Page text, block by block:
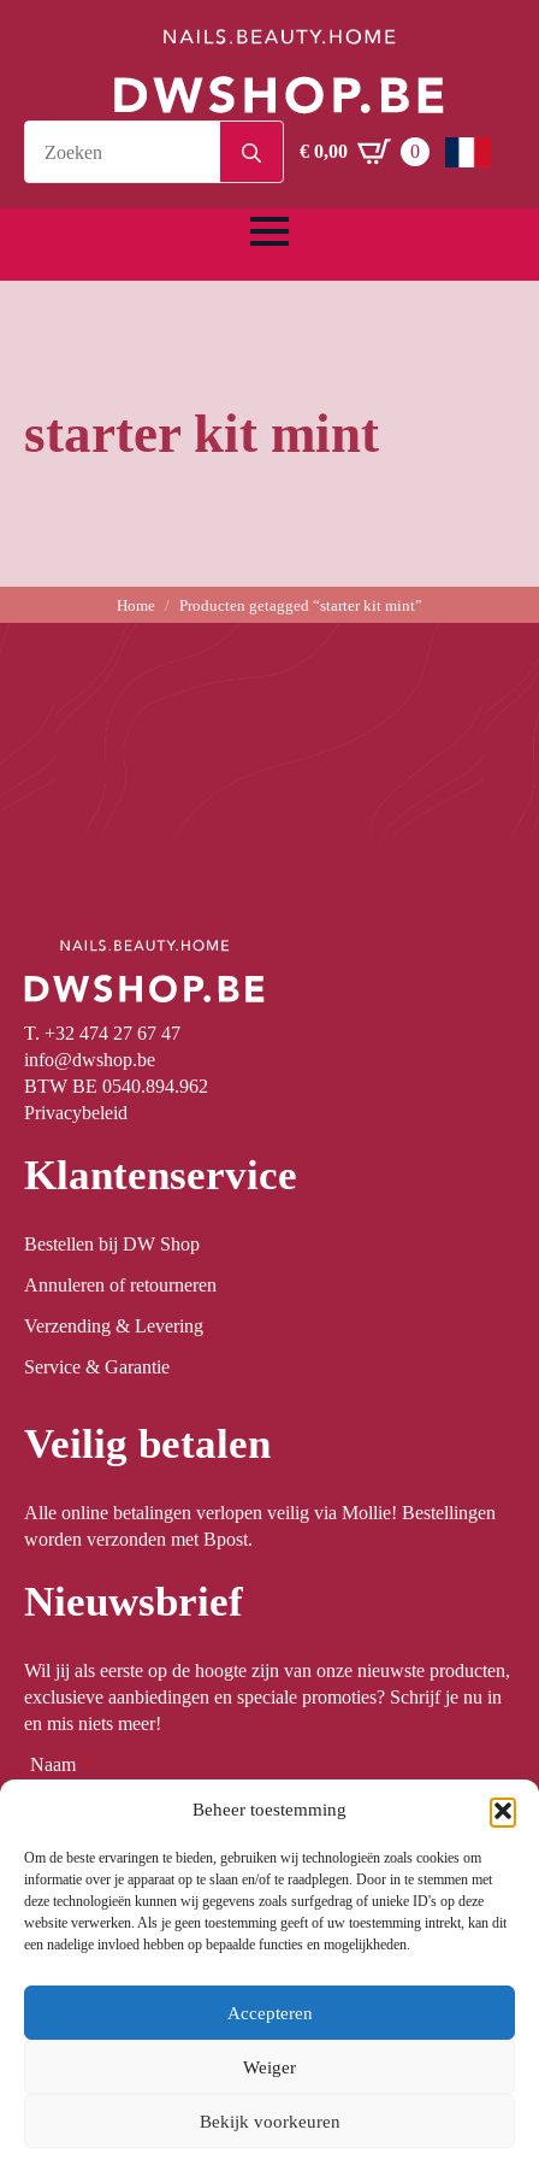
Beheer toestemming
Om de beste ervaringen te bieden, gebruiken wij technologieën zoals cookies om
informatie over je apparaat op te slaan en/of te raadplegen. Door in te stemmen met
deze technologieën kunnen wij gegevens zoals surfgedrag of unieke ID's op deze
website verwerken. Als je geen toestemming geeft of uw toestemming intrekt, kan dit
een nadelige invloed hebben op bepaalde functies en mogelijkheden.
Accepteren
Weiger
Bekijk voorkeuren
for:€0,00 0
starter kit mint
Home Producten getagged “starter kit mint”
T. +32 474 27 67 47
info@dwshop.be
BTW BE 0540.894.962
Privacybeleid
Klantenservice
Bestellen bij DW Shop
Annuleren of retourneren
Verzending & Levering
Service & Garantie
Veilig betalen
Alle online betalingen verlopen veilig via Mollie! Bestellingen
worden verzonden met Bpost.
Nieuwsbrief
Wil jij als eerste op de hoogte zijn van onze nieuwste producten,
exclusieve aanbiedingen en speciale promoties? Schrijf je nu in
en mis niets meer!
Naam *
Email *
Meld me aan